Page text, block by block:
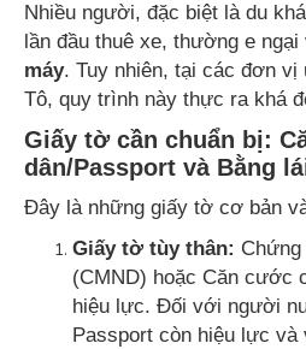
Nhiều người, đặc biệt là du
lần đầu thuê xe, thường e ngại
máy. Tuy nhiên, tại các đơn
Tô, quy trình này thực ra khá
Giấy tờ cần chuẩn bị:
dân/Passport và Bằng
Đây là những giấy tờ cơ bản
Giấy tờ tùy thân: Chứng
(CMND) hoặc Căn cước
hiệu lực. Đối với người
Passport còn hiệu lực